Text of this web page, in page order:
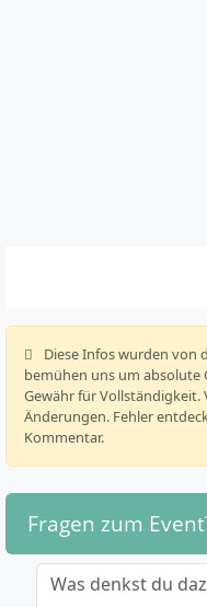
Diese Infos wurden von
bemühen uns um absolute
Gewähr für Vollständigkeit.
Änderungen. Fehler
Kommentar.
Fragen zum
Was denkst du